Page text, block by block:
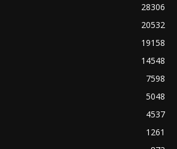
28306
20532
19158
14548
7598
5048
4537
1261